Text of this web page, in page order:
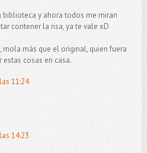
biblioteca y ahora todos me miran
contener la risa, ya te vale xD
mola más que el original, quien fuera
estas cosas en casa.
11:24
14:23